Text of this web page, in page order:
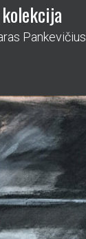
Pankevičius